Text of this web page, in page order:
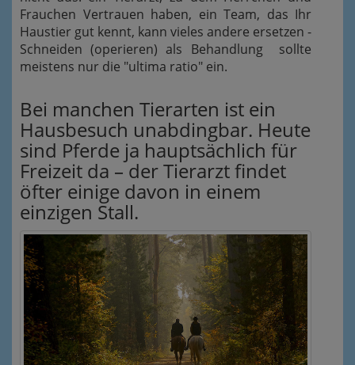
Frauchen Vertrauen haben, ein Team, das Ihr
Haustier gut kennt, kann vieles andere ersetzen -
Schneiden (operieren) als Behandlung sollte
meistens nur die "ultima ratio" ein.
Bei manchen Tierarten ist ein
Hausbesuch unabdingbar. Heute
sind Pferde ja hauptsächlich für
Freizeit da – der Tierarzt findet
öfter einige davon in einem
einzigen Stall.